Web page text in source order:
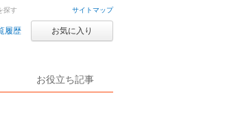
サイトマップ
履歴 お気に入り
お役立ち記事
探す